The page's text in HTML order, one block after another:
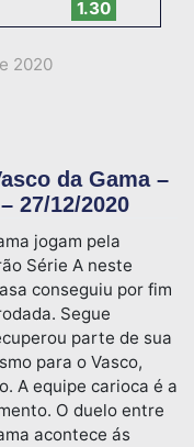
1.30
2020
da Gama –
27/12/2020
jogam pela
Série A neste
conseguiu por fim
Segue
parte de sua
para o Vasco,
A equipe carioca é a
O duelo entre
acontece ás